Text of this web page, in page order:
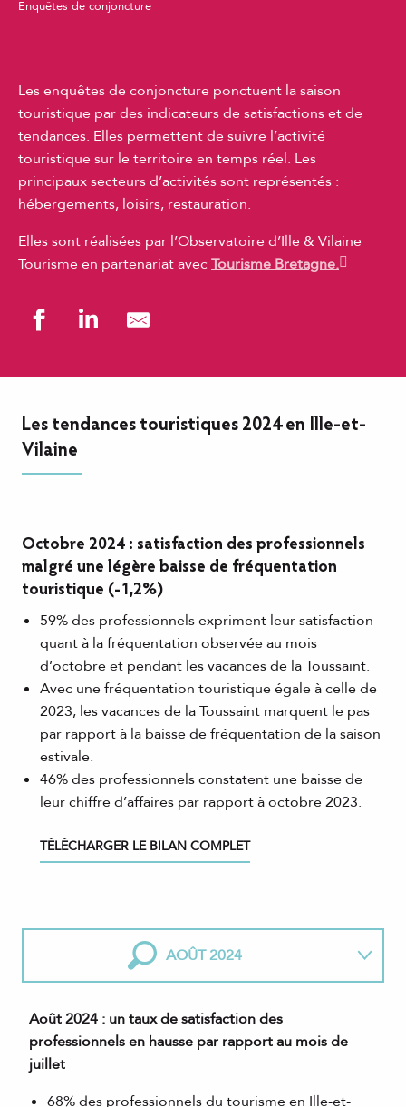
Enquêtes de conjoncture
Les enquêtes de conjoncture ponctuent la saison
touristique par des indicateurs de satisfactions et de
tendances. Elles permettent de suivre l’activité
touristique sur le territoire en temps réel. Les
principaux secteurs d’activités sont représentés :
hébergements, loisirs, restauration.
Elles sont réalisées par l’Observatoire d’Ille & Vilaine
Tourisme en partenariat avecTourisme Bretagne.
Les tendances touristiques 2024 en Ille-et-
Vilaine
Octobre 2024 : satisfaction des professionnels
malgré une légère baisse de fréquentation
touristique (-1,2%)
59% des professionnels expriment leur satisfaction
quant à la fréquentation observée au mois
d’octobre et pendant les vacances de la Toussaint.
Avec une fréquentation touristique égale à celle de
2023, les vacances de la Toussaint marquent le pas
par rapport à la baisse de fréquentation de la saison
estivale.
46% des professionnels constatent une baisse de
leur chiffre d’affaires par rapport à octobre 2023.
TÉLÉCHARGER LE BILAN COMPLET
AOÛT 2024
JUILLET 2024
Août 2024 : un taux de satisfaction des
professionnels en hausse par rapport au mois de
juillet
68% des professionnels du tourisme en Ille-et-